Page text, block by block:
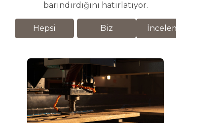
barındırdığını hatırlatıyor.
Hepsi Biz İnceleme